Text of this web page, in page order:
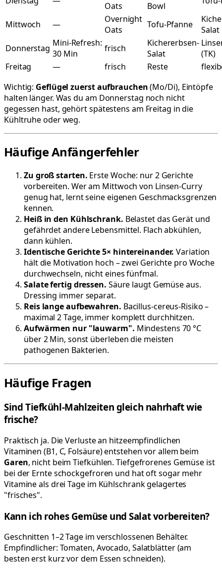
Oats
Bowl
Mittwoch —
Overnight
Oats
Tofu-Pfanne
Salat
Donnerstag Mini-Refresh:
30 Min
frisch
Kichererbsen-
Salat
(TK)
Freitag
— frisch Reste
Wichtig: Geflügel zuerst aufbrauchen(Mo/Di), Eintöpfe
halten länger. Was du am Donnerstag noch nicht
gegessen hast, gehört spätestens am Freitag in die
Kühltruhe oder weg.
Häufige Anfängerfehler
Zu groß starten. Erste Woche: nur 2 Gerichte
vorbereiten. Wer am Mittwoch von Linsen-Curry
genug hat, lernt seine eigenen Geschmacksgrenzen
kennen.
Heiß in den Kühlschrank. Belastet das Gerät und
gefährdet andere Lebensmittel. Flach abkühlen,
dann kühlen.
Identische Gerichte 5× hintereinander. Variation
hält die Motivation hoch – zwei Gerichte pro Woche
durchwechseln, nicht eines fünfmal.
Salate fertig dressen. Säure laugt Gemüse aus.
Dressing immer separat.
Reis lange aufbewahren. Bacillus-cereus-Risiko –
maximal 2 Tage, immer komplett durchhitzen.
Aufwärmen nur "lauwarm". Mindestens 70 °C
über 2 Min, sonst überleben die meisten
pathogenen Bakterien.
Häufige Fragen
Sind Tiefkühl-Mahlzeiten gleich nahrhaft wie
frische?
Praktisch ja. Die Verluste an hitzeempfindlichen
Vitaminen (B1, C, Folsäure) entstehen vor allem beim
Garen, nicht beim Tiefkühlen. Tiefgefrorenes Gemüse ist
bei der Ernte schockgefroren und hat oft sogar mehr
Vitamine als drei Tage im Kühlschrank gelagertes
"frisches".
Kann ich rohes Gemüse und Salat vorbereiten?
Geschnitten 1–2 Tage im verschlossenen Behälter.
Empfindlicher: Tomaten, Avocado, Salatblätter (am
besten erst kurz vor dem Essen schneiden).